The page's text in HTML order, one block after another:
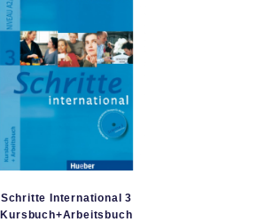
Schritte International 3
Kursbuch+Arbeitsbuch